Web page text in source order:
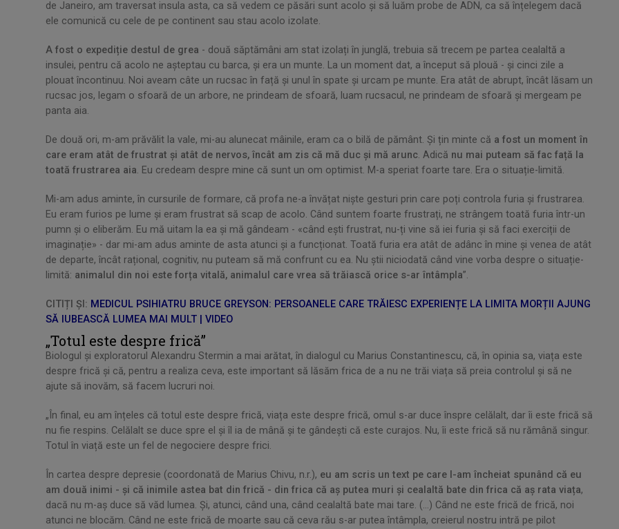
de Janeiro, am traversat insula asta, ca să vedem ce păsări sunt acolo și să luăm probe de ADN, ca să înțelegem dacă
ele comunică cu cele de pe continent sau stau acolo izolate.
A fost o expediție destul de grea - două săptămâni am stat izolați în junglă, trebuia să trecem pe partea cealaltă a
insulei, pentru că acolo ne așteptau cu barca, și era un munte. La un moment dat, a început să plouă - și cinci zile a
plouat încontinuu. Noi aveam câte un rucsac în față și unul în spate și urcam pe munte. Era atât de abrupt, încât lăsam un
rucsac jos, legam o sfoară de un arbore, ne prindeam de sfoară, luam rucsacul, ne prindeam de sfoară și mergeam pe
panta aia.
De două ori, m-am prăvălit la vale, mi-au alunecat mâinile, eram ca o bilă de pământ. Și țin minte că a fost un moment în
care eram atât de frustrat și atât de nervos, încât am zis că mă duc și mă arunc. Adică nu mai puteam să fac față la
toată frustrarea aia. Eu credeam despre mine că sunt un om optimist. M-a speriat foarte tare. Era o situație-limită.
Mi-am adus aminte, în cursurile de formare, că profa ne-a învățat niște gesturi prin care poți controla furia și frustrarea.
Eu eram furios pe lume și eram frustrat să scap de acolo. Când suntem foarte frustrați, ne strângem toată furia într-un
pumn și o eliberăm. Eu mă uitam la ea și mă gândeam - «când ești frustrat, nu-ți vine să iei furia și să faci exerciții de
imaginație» - dar mi-am adus aminte de asta atunci și a funcționat. Toată furia era atât de adânc în mine și venea de atât
de departe, încât rațional, cognitiv, nu puteam să mă confrunt cu ea. Nu știi niciodată când vine vorba despre o situație-
limită: animalul din noi este forța vitală, animalul care vrea să trăiască orice s-ar întâmpla”.
CITIȚI ȘI: MEDICUL PSIHIATRU BRUCE GREYSON: PERSOANELE CARE TRĂIESC EXPERIENȚE LA LIMITA MORȚII AJUNG
SĂ IUBEASCĂ LUMEA MAI MULT | VIDEO
„Totul este despre frică”
Biologul și exploratorul Alexandru Stermin a mai arătat, în dialogul cu Marius Constantinescu, că, în opinia sa, viața este
despre frică și că, pentru a realiza ceva, este important să lăsăm frica de a nu ne trăi viața să preia controlul și să ne
ajute să inovăm, să facem lucruri noi.
„În final, eu am înțeles că totul este despre frică, viața este despre frică, omul s-ar duce înspre celălalt, dar îi este frică să
nu fie respins. Celălalt se duce spre el și îl ia de mână și te gândești că este curajos. Nu, îi este frică să nu rămână singur.
Totul în viață este un fel de negociere despre frici.
În cartea despre depresie (coordonată de Marius Chivu, n.r.), eu am scris un text pe care l-am încheiat spunând că eu
am două inimi - și că inimile astea bat din frică - din frica că aș putea muri și cealaltă bate din frica că aș rata viața,
dacă nu m-aș duce să văd lumea. Și, atunci, când una, când cealaltă bate mai tare. (...) Când ne este frică de frică, noi
atunci ne blocăm. Când ne este frică de moarte sau că ceva rău s-ar putea întâmpla, creierul nostru intră pe pilot